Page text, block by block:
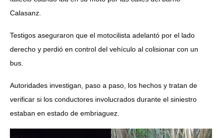
Calasanz.
Testigos aseguraron que el motocilista adelantó por el lado
derecho y perdió en control del vehículo al colisionar con un
bus.
Autoridades investigan, paso a paso, los hechos y tratan de
verificar si los conductores involucrados durante el siniestro
estaban en estado de embriaguez.